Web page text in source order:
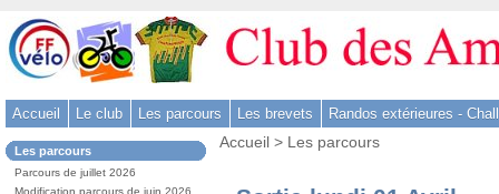
Aller
au
contenu
Aller
menu
Accueil Le club Les parcours Les brevets Randos extérieures -
Dans
la
rubrique
:
Les parcours
Parcours de juillet 2026
Modification parcours de juin 2026
Vous
Accueil > Les parcours